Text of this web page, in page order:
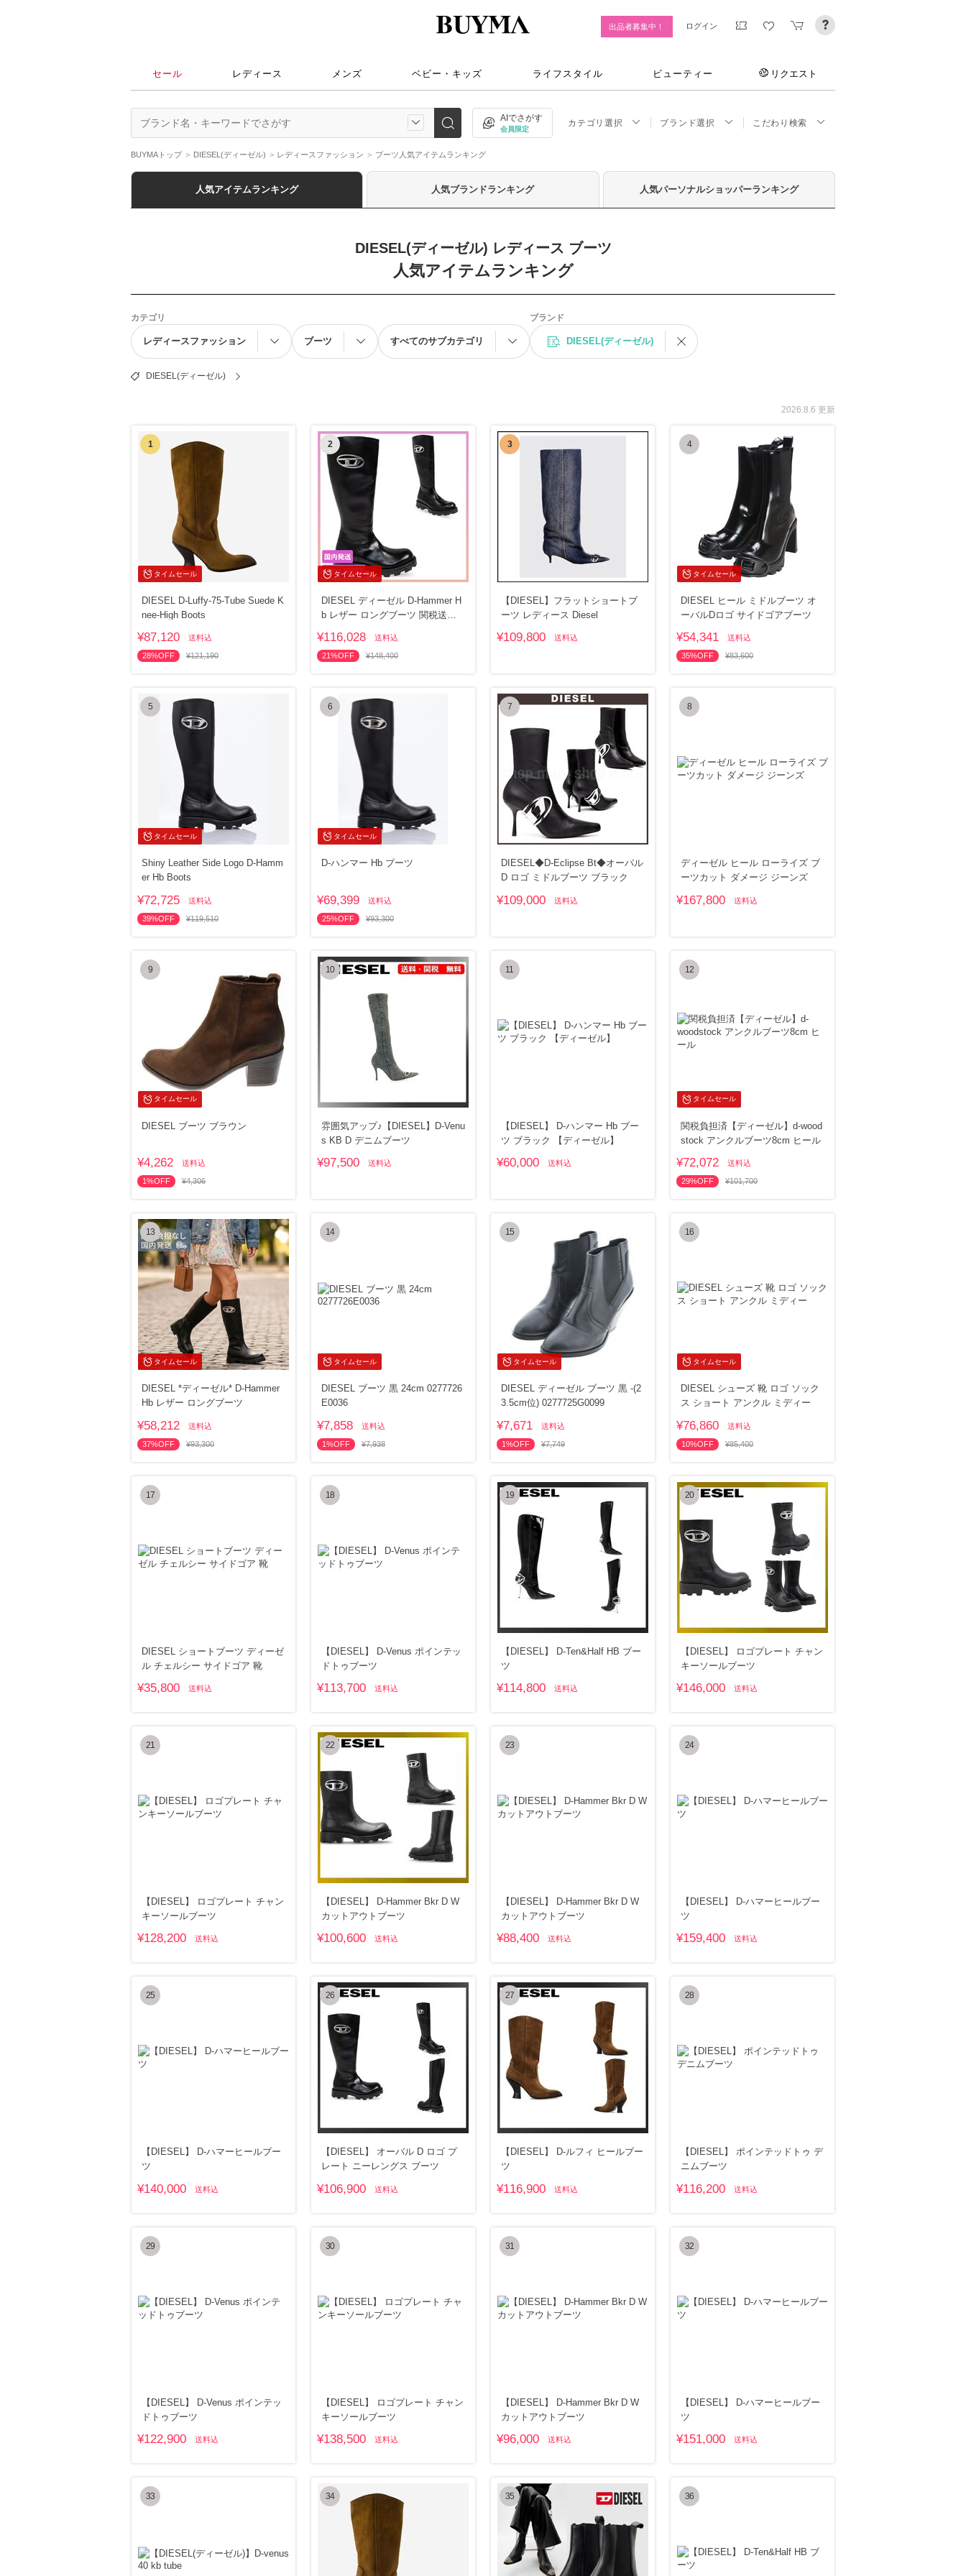
出品者募集中！ ログイン
セール レディース メンズ ベビー・キッズ ライフスタイル ビューティー リクエスト
AIでさがす
会員限定
カテゴリ選択 ブランド選択 こだわり検索
BUYMAトップ DIESEL(ディーゼル) レディースファッション ブーツ人気アイテムランキング
人気アイテムランキング 人気ブランドランキング 人気パーソナルショッパーランキング
DIESEL(ディーゼル) レディース ブーツ
人気アイテムランキング
カテゴリ
レディースファッション ブーツ すべてのサブカテゴリ
ブランド
DIESEL(ディーゼル)
DIESEL(ディーゼル)
2026.8.6 更新
タイムセール
1
DIESEL D-Luffy-75-Tube Suede K
nee-High Boots
¥87,120 送料込
28%OFF ¥121,190
タイムセール
2
DIESEL ディーゼル D-Hammer H
b レザー ロングブーツ 関税送料
¥116,028 送料込
21%OFF ¥148,400
3
【DIESEL】フラットショートブ
ーツ レディース Diesel
¥109,800 送料込
タイムセール
4
DIESEL ヒール ミドルブーツ オ
ーバルDロゴ サイドゴアブーツ
¥54,341 送料込
35%OFF ¥83,600
タイムセール
5
Shiny Leather Side Logo D-Hamm
er Hb Boots
¥72,725 送料込
39%OFF ¥119,510
タイムセール
6
D-ハンマー Hb ブーツ
¥69,399 送料込
25%OFF ¥93,300
7
DIESEL◆D-Eclipse Bt◆オーバル
D ロゴ ミドルブーツ ブラック
¥109,000 送料込
8
ディーゼル ヒール ローライズ ブ
ーツカット ダメージ ジーンズ
¥167,800 送料込
タイムセール
9
DIESEL ブーツ ブラウン
¥4,262 送料込
1%OFF ¥4,306
10
雰囲気アップ♪【DIESEL】D-Venu
s KB D デニムブーツ
¥97,500 送料込
11
【DIESEL】 D-ハンマー Hb ブー
ツ ブラック 【ディーゼル】
¥60,000 送料込
タイムセール
12
関税負担済【ディーゼル】d-wood
stock アンクルブーツ8cm ヒール
¥72,072 送料込
29%OFF ¥101,700
タイムセール
13
DIESEL *ディーゼル* D-Hammer
Hb レザー ロングブーツ
¥58,212 送料込
37%OFF ¥93,300
タイムセール
14
DIESEL ブーツ 黒 24cm 0277726
E0036
¥7,858 送料込
1%OFF ¥7,938
タイムセール
15
DIESEL ディーゼル ブーツ 黒 -(2
3.5cm位) 0277725G0099
¥7,671 送料込
1%OFF ¥7,749
タイムセール
16
DIESEL シューズ 靴 ロゴ ソック
ス ショート アンクル ミディー
¥76,860 送料込
10%OFF ¥85,400
17
DIESEL ショートブーツ ディーゼ
ル チェルシー サイドゴア 靴
¥35,800 送料込
18
【DIESEL】 D-Venus ポインテッ
ドトゥブーツ
¥113,700 送料込
19
【DIESEL】 D-Ten&Half HB ブー
ツ
¥114,800 送料込
20
【DIESEL】 ロゴプレート チャン
キーソールブーツ
¥146,000 送料込
21
【DIESEL】 ロゴプレート チャン
キーソールブーツ
¥128,200 送料込
22
【DIESEL】 D-Hammer Bkr D W
カットアウトブーツ
¥100,600 送料込
23
【DIESEL】 D-Hammer Bkr D W
カットアウトブーツ
¥88,400 送料込
24
【DIESEL】 D-ハマーヒールブー
ツ
¥159,400 送料込
25
【DIESEL】 D-ハマーヒールブー
ツ
¥140,000 送料込
26
【DIESEL】 オーバル D ロゴ プ
レート ニーレングス ブーツ
¥106,900 送料込
27
【DIESEL】 D-ルフィ ヒールブー
ツ
¥116,900 送料込
28
【DIESEL】 ポインテッドトゥ デ
ニムブーツ
¥116,200 送料込
29
【DIESEL】 D-Venus ポインテッ
ドトゥブーツ
¥122,900 送料込
30
【DIESEL】 ロゴプレート チャン
キーソールブーツ
¥138,500 送料込
31
【DIESEL】 D-Hammer Bkr D W
カットアウトブーツ
¥96,000 送料込
32
【DIESEL】 D-ハマーヒールブー
ツ
¥151,000 送料込
33 34 35 36